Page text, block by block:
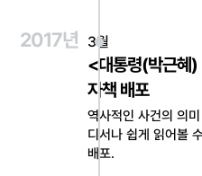
2017년 3월
<대통령(박근혜)
자책 배포
역사적인 사건의 의
디서나 쉽게 읽어볼
배포.